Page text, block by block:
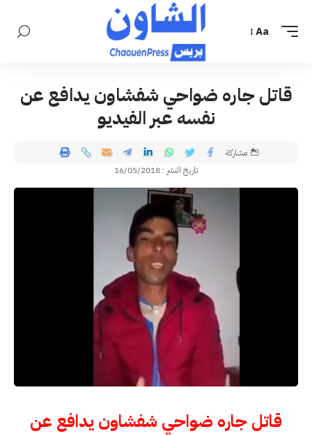
Aa
قاتل جاره ضواحي شفشاون يدافع عن
نفسه عبر الفيديو
تاريخ النشر : 16/05/2018
مشاركة
قاتل جاره ضواحي شفشاون يدافع عن